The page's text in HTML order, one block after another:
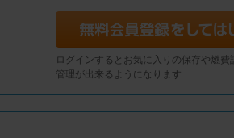
ログインするとお気に入りの保存や燃費
管理が出来るようになります